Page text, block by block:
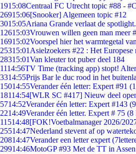
1915:08Centraal FC Utrecht topic #88 -
26915:06[Snooker] Algemeen topic #12
3015:05Ariana Grande verlaat de spotlight.
12615:03Vrouwen willen geen man meer
16915:02Voorspel hier het warmtegetal
25315:01 Asielzoekers #22 : Het Europese
28315:01Van kleuter tot puber deel 184
1114:56TV Time (tracking app) stopt!
3314:55Prijs Bar le duc rood in het
15014:55Verander één letter: Expert #91
18114:54[WLR SC #417] Nieuw deel
5714:52Verander één letter: Expert #143
2214:49Verander één letter. Expert # 75 (8
11514:48[FOK!Voetbalmanager 2026/
25514:47Nederland stevent af op
20814:47Verander een letter expert
29914:46MotoGP #93 Met de TT in Assen